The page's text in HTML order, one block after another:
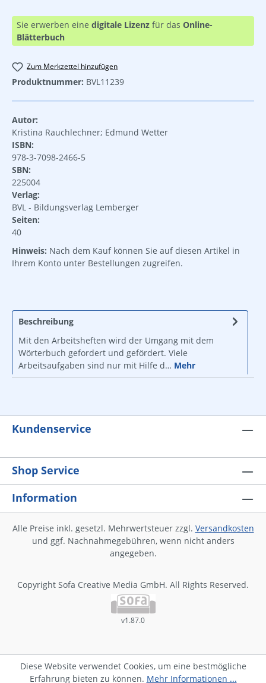
Sie erwerben eine digitale Lizenz für das Online-
Blätterbuch
Zum Merkzettel hinzufügen
Produktnummer: BVL11239
Autor:
Kristina Rauchlechner; Edmund Wetter
ISBN:
978-3-7098-2466-5
SBN:
225004
Verlag:
BVL - Bildungsverlag Lemberger
Seiten:
40
Hinweis: Nach dem Kauf können Sie auf diesen Artikel in
Ihrem Konto unter Bestellungen zugreifen.
Beschreibung
Mit den Arbeitsheften wird der Umgang mit dem
Wörterbuch gefordert und gefördert. Viele
Arbeitsaufgaben sind nur mit Hilfe d… Mehr
Kundenservice
Shop Service
Information
Alle Preise inkl. gesetzl. Mehrwertsteuer zzgl. Versandkosten
und ggf. Nachnahmegebühren, wenn nicht anders
angegeben.
Copyright Sofa Creative Media GmbH. All Rights Reserved.
v1.87.0
Diese Website verwendet Cookies, um eine bestmögliche
Erfahrung bieten zu können. Mehr Informationen ...